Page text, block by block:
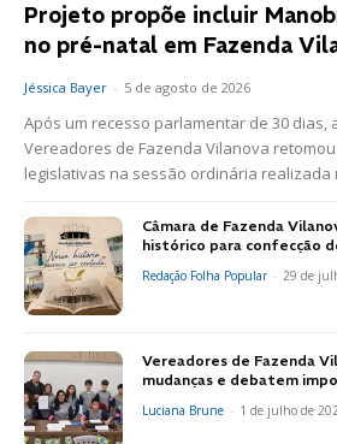
Projeto propõe incluir
no pré-natal em Fazenda
Jéssica Bayer - 5 de agosto de 2026
Após um recesso parlamentar de 30 dias,
Vereadores de Fazenda Vilanova
legislativas na sessão ordinária realizada
Câmara de Fazenda
histórico para confecção
Redação Folha Popular - 29 de
Vereadores de Fazenda
mudanças e debatem
Luciana Brune - 1 de julho de